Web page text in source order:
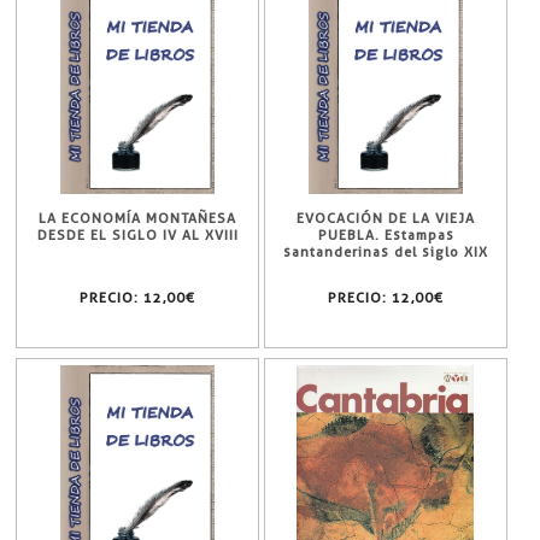
LA ECONOMÍA MONTAÑESA
DESDE EL SIGLO IV AL XVIII
PRECIO: 12,00€
EVOCACIÓN DE LA VIEJA
PUEBLA. Estampas
santanderinas del siglo XIX
PRECIO: 12,00€